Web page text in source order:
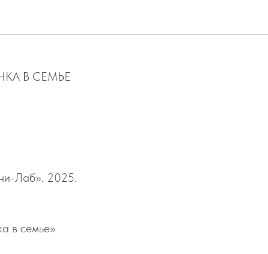
НА
В СЕМЬЕ
Лаб». 2025.
в семье»